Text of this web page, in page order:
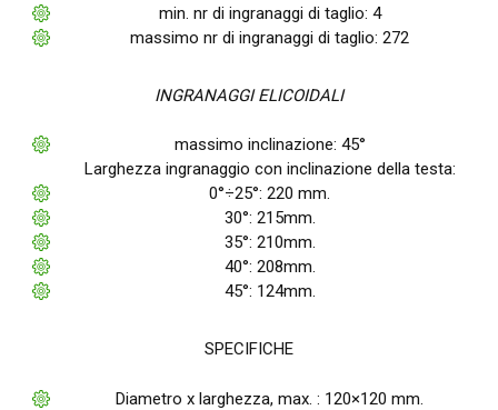
min. nr di ingranaggi di taglio: 4
massimo nr di ingranaggi di taglio: 272
INGRANAGGI ELICOIDALI
massimo inclinazione: 45°
Larghezza ingranaggio con inclinazione della testa:
0°÷25°: 220 mm.
30°: 215mm.
35°: 210mm.
40°: 208mm.
45°: 124mm.
SPECIFICHE
Diametro x larghezza, max. : 120×120 mm.